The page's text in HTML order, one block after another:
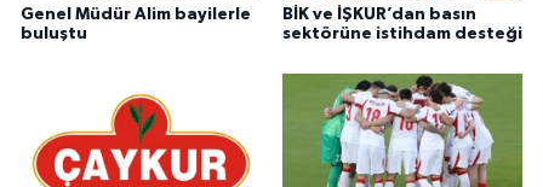
Genel Müdür Alim bayilerle
buluştu
BİK ve İŞKUR’dan basın
sektörüne istihdam desteği